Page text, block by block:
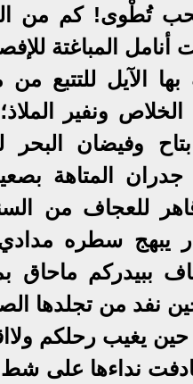
تُطْوى! كم من
المباغتة
الآيل للتتبع من
الخلاص ونفير
وفيضان
المتاهة
للعجاف من
يبهج سطره
ببيدركم ماحاق
نفد من تجلدها
يغيب رحلكم
نداءها على